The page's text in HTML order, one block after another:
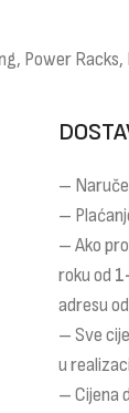
Power
–
–
– Ako
roku od
adresu
– Sve
u
– Cijena